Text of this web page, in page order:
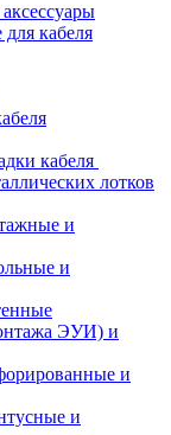
кабеля
кабеля
лотков
и
и
ЭУИ) и
и
и